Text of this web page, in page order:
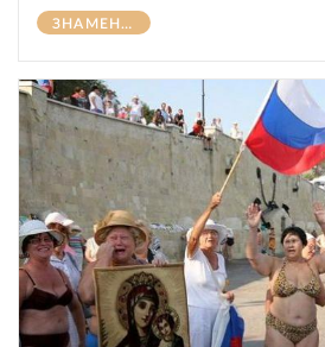
ЗНАМЕНИТОСТИ